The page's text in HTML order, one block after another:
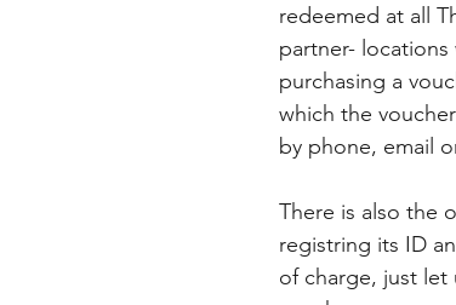
redeemed at all
partner-
purchasing a
which the
by phone, email
There is also the
registring its ID
of charge, just let